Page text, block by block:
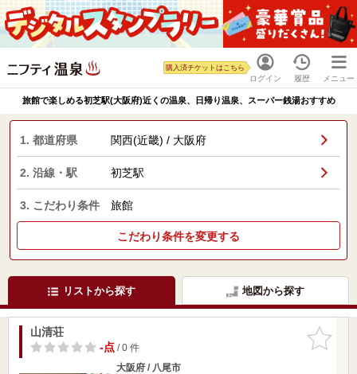
ログイン
購入済チケットはこちら
履歴 メニュー
旅館で楽しめる初芝駅(大阪府)近くの温泉、日帰り温泉、スーパー銭湯おすすめ
1. 都道府県 関西(近畿) / 大阪府
2. 沿線・駅 初芝駅
3. こだわり条件 旅館
こだわり条件を変更する
リストから探す 地図から探す
お気に入
りに追加
山清荘
-点/ 0 件
大阪府 / 八尾市